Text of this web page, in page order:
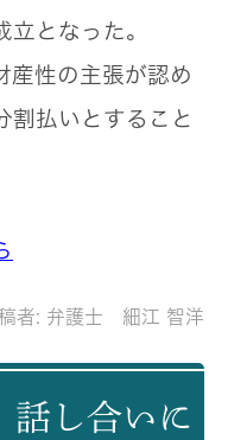
となった。
産性の主張が認め
割払いとすること
者: 弁護士 細江 智洋
し合いに